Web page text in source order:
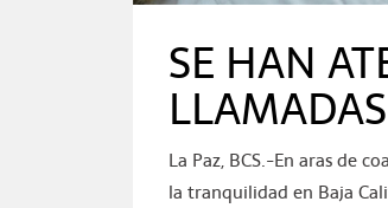
SE HAN
La Paz, BCS.-En aras de
la tranquilidad en Baja